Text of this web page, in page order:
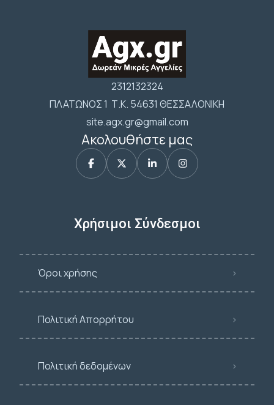
2312132324
ΠΛΑΤΩΝΟΣ 1 Τ.Κ. 54631 ΘΕΣΣΑΛΟΝΙΚΗ
site.agx.gr@gmail.com
Ακολουθήστε μας
Χρήσιμοι Σύνδεσμοι
Όροι χρήσης
Πολιτική Απορρήτου
Πολιτική δεδομένων